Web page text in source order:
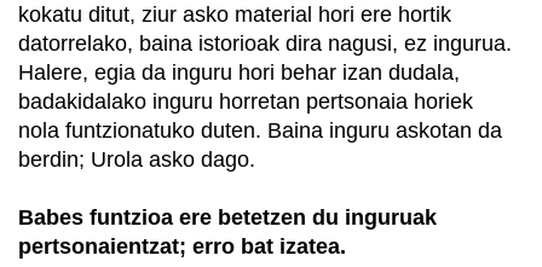
kokatu ditut, ziur asko material hori ere hortik
datorrelako, baina istorioak dira nagusi, ez ingurua.
Halere, egia da inguru hori behar izan dudala,
badakidalako inguru horretan pertsonaia horiek
nola funtzionatuko duten. Baina inguru askotan da
berdin; Urola asko dago.
Babes funtzioa ere betetzen du inguruak
pertsonaientzat; erro bat izatea.